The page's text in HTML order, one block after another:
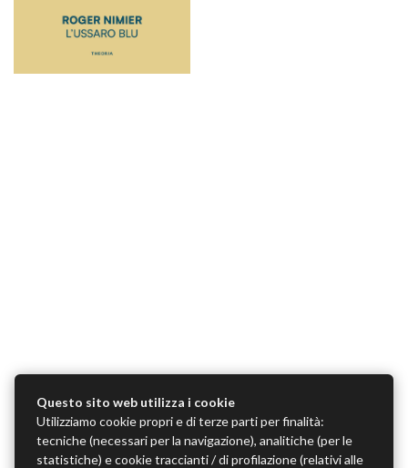
Questo sito web utilizza i cookie
Utilizziamo cookie propri e di terze parti per finalità:
tecniche (necessari per la navigazione), analitiche (per le
statistiche) e cookie traccianti / di profilazione (relativi alle